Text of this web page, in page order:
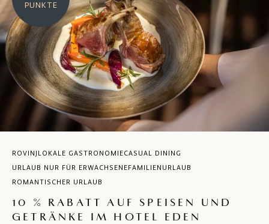
PUNKTE
ROVINJ LOKALE GASTRONOMIECASUAL DINING
URLAUB NUR FÜR ERWACHSENEFAMILIENURLAUB
ROMANTISCHER URLAUB
10 % RABATT AUF SPEISEN UND
GETRÄNKE IM HOTEL EDEN